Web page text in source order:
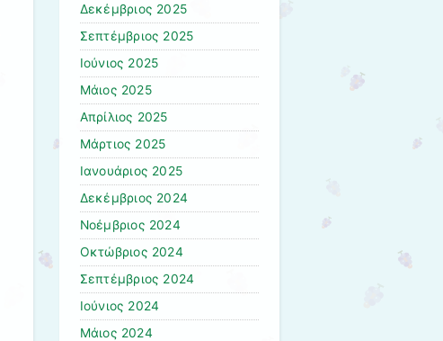
Δεκέμβριος 2025
Σεπτέμβριος 2025
Ιούνιος 2025
Μάιος 2025
Απρίλιος 2025
Μάρτιος 2025
Ιανουάριος 2025
Δεκέμβριος 2024
Νοέμβριος 2024
Οκτώβριος 2024
Σεπτέμβριος 2024
Ιούνιος 2024
Μάιος 2024